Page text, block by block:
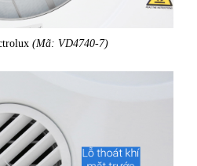
(Mã: VD4740-7)